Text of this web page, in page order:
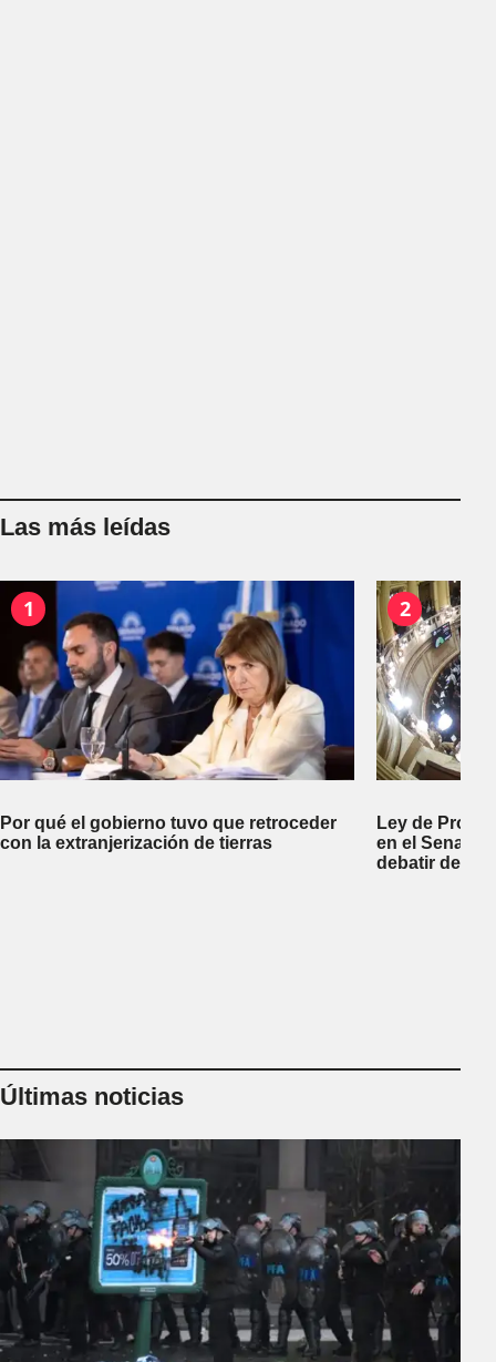
Las más leídas
1
Por qué el gobierno tuvo que retroceder
con la extranjerización de tierras
2
Ley de
en el Senado
debatir
Últimas noticias